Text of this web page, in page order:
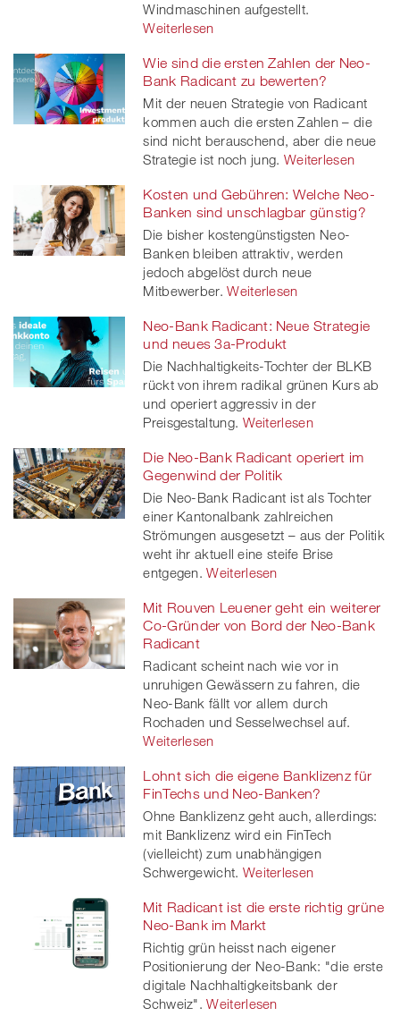
Windmaschinen aufgestellt.
Weiterlesen
Wie sind die ersten Zahlen der Neo-
Bank Radicant zu bewerten?
Mit der neuen Strategie von Radicant
kommen auch die ersten Zahlen – die
sind nicht berauschend, aber die neue
Strategie ist noch jung. Weiterlesen
Kosten und Gebühren: Welche Neo-
Banken sind unschlagbar günstig?
Die bisher kostengünstigsten Neo-
Banken bleiben attraktiv, werden
jedoch abgelöst durch neue
Mitbewerber. Weiterlesen
Neo-Bank Radicant: Neue Strategie
und neues 3a-Produkt
Die Nachhaltigkeits-Tochter der BLKB
rückt von ihrem radikal grünen Kurs ab
und operiert aggressiv in der
Preisgestaltung. Weiterlesen
Die Neo-Bank Radicant operiert im
Gegenwind der Politik
Die Neo-Bank Radicant ist als Tochter
einer Kantonalbank zahlreichen
Strömungen ausgesetzt – aus der Politik
weht ihr aktuell eine steife Brise
entgegen. Weiterlesen
Mit Rouven Leuener geht ein weiterer
Co-Gründer von Bord der Neo-Bank
Radicant
Radicant scheint nach wie vor in
unruhigen Gewässern zu fahren, die
Neo-Bank fällt vor allem durch
Rochaden und Sesselwechsel auf.
Weiterlesen
Lohnt sich die eigene Banklizenz für
FinTechs und Neo-Banken?
Ohne Banklizenz geht auch, allerdings:
mit Banklizenz wird ein FinTech
(vielleicht) zum unabhängigen
Schwergewicht. Weiterlesen
Mit Radicant ist die erste richtig grüne
Neo-Bank im Markt
Richtig grün heisst nach eigener
Positionierung der Neo-Bank: "die erste
digitale Nachhaltigkeitsbank der
Schweiz". Weiterlesen